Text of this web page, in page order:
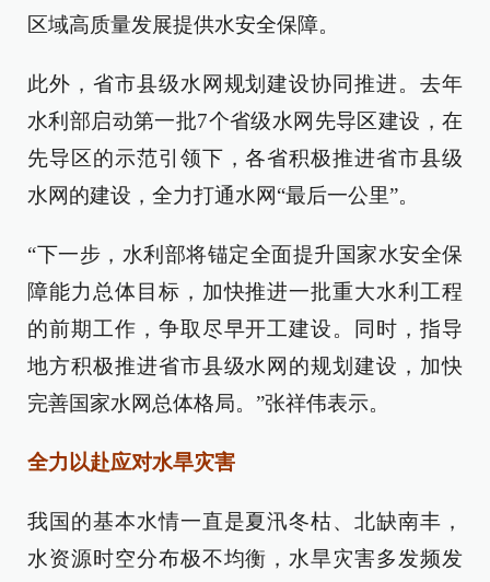
区域高质量发展提供水安全保障。
此外，省市县级水网规划建设协同推进。去年
水利部启动第一批7个省级水网先导区建设，在
先导区的示范引领下，各省积极推进省市县级
水网的建设，全力打通水网“最后一公里”。
“下一步，水利部将锚定全面提升国家水安全保
障能力总体目标，加快推进一批重大水利工程
的前期工作，争取尽早开工建设。同时，指导
地方积极推进省市县级水网的规划建设，加快
完善国家水网总体格局。”张祥伟表示。
全力以赴应对水旱灾害
我国的基本水情一直是夏汛冬枯、北缺南丰，
水资源时空分布极不均衡，水旱灾害多发频发